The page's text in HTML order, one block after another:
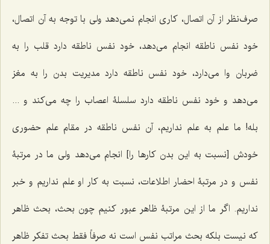
صرف‌نظر از آن اتصال، كاری انجام نمى‌دهد ولی با توجه به آن اتصال،
خود نفس ناطقه انجام مى‌دهد، خود نفس ناطقه دارد قلب را به
ضربان وا مى‌دارد، خود نفس ناطقه دارد مدیریت بدن را به مغز
مى‌دهد و خود نفس ناطقه دارد سلسلۀ اعصاب را چه مى‌كند و ...
بله! ما علم به علم نداریم، آن نفس ناطقه در مقام علم حضورى
خودش [نسبت به این بدن كارها را] انجام مى‌دهد ولى ما در مرتبۀ
نفس و در مرتبۀ احضار اطلاعات، نسبت به کار او علم نداریم و خبر
نداریم. اگر ما از این مرتبۀ ظاهر عبور كنیم چون بحث، بحث ظاهر
که نیست بلکه بحث مراتب نفس است نه صرفاً فقط بحث تفکر ظاهر